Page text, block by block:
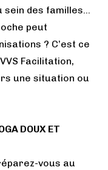
sein des familles…
peut
? C’est ce
Facilitation,
une situation ou
DOUX ET
vous au